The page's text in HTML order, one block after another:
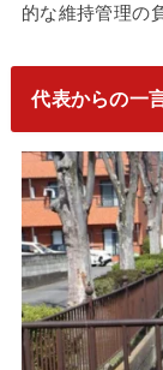
的な維持管理の
代表からの一